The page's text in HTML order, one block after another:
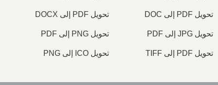
تحويل PDF إلى DOC تحويل PDF إلى DOCX
تحويل JPG إلى PDF تحويل PNG إلى PDF
تحويل PDF إلى TIFF تحويل ICO إلى PNG